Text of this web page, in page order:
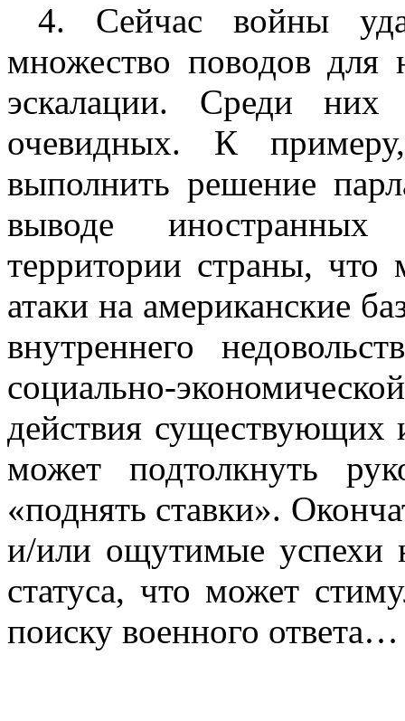
4. Сейчас войны
множество поводов для
эскалации. Среди них
очевидных. К
выполнить решение
выводе
территории страны, что
атаки на американские
внутреннего
социально-
действия существующих
может подтолкнуть
«поднять ставки».
и/или ощутимые успехи
статуса, что может
поиску военного ответа…